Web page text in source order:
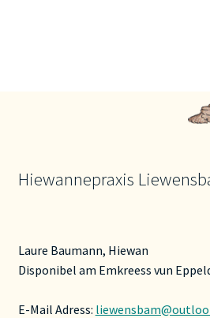
Hiewannepraxis
Laure Baumann, Hiewan
Disponibel am Emkreess vun
E-Mail Adress: